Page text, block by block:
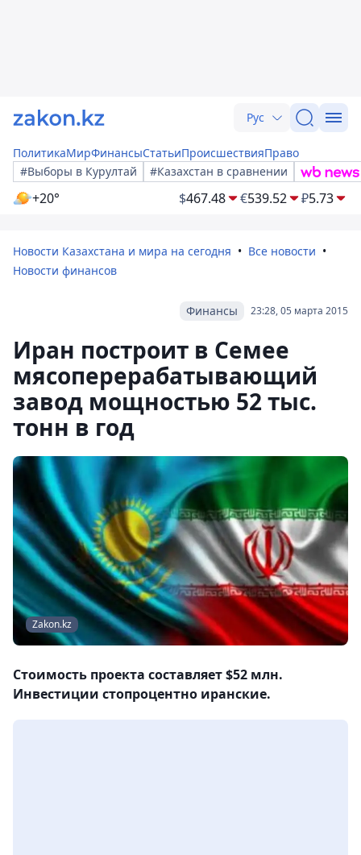
Рус
ПолитикаМирФинансыСтатьиПроисшествияПраво
#Выборы в Курултай
#Казахстан в сравнении
+20° $467.48 €539.52 ₽5.73
Новости Казахстана и мира на сегодня
Все новости
Новости финансов
23:28, 05 марта 2015
Финансы
Иран построит в Семее
мясоперерабатывающий
завод мощностью 52 тыс.
тонн в год
Zakon.kz
Стоимость проекта составляет $52 млн.
Инвестиции стопроцентно иранские.